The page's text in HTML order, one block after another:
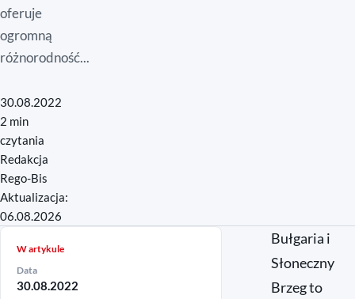
oferuje
ogromną
różnorodność...
30.08.2022
2 min
czytania
Redakcja
Rego-Bis
Aktualizacja:
06.08.2026
W artykule
Data
30.08.2022
Bułgaria i
Słoneczny
Brzeg to